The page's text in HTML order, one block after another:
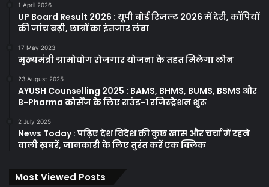
1 April 2026
UP Board Result 2026 : यूपी बोर्ड रिजल्ट 2026 में देरी, कॉपियों
की जांच बढ़ी, छात्रों का इंतजार लंबा
17 May 2023
मुख्यमंत्री ग्रामोद्योग रोजगार योजना के तहत मिलेगा लोन
23 August 2025
AYUSH Counselling 2025 : BAMS, BHMS, BUMS, BSMS और
B-Pharma कोर्सेज के लिए राउंड-1 रजिस्ट्रेशन शुरू
2 July 2025
News Today : पढ़िए देश विदेश की कुछ खास और चर्चा में रहने
वाली ख़बरें, जानकारी के लिए तुरंत करें एक क्लिक
Most Viewed Posts